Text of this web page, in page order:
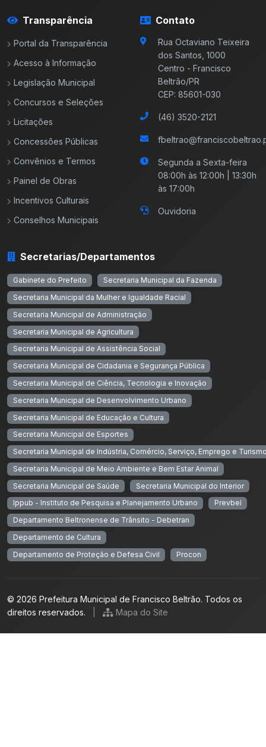
Transparência
Portal da Transparência
Acesso à Informação
Legislação Municipal
Concursos e Seleções
Licitações
Concessões Públicas
Convênios e Termos
Painel de Obras
Incentivos Culturais
Conselhos Municipais
Contato
Rua Octaviano Teixeira
dos Santos, 1000
Centro - Francisco
Beltrão/PR
CEP: 85601-030
(46) 3520-2121
Segunda a Sexta-feira
08:00h às 12:00h | 13:30h
às 17:00h
Ouvidoria
Secretarias/Departamentos
Gabinete do Prefeito
Secretaria Municipal da Fazenda
Secretaria Municipal da Mulher e Igualdade Racial
Secretaria Municipal de Administração
Secretaria Municipal de Agricultura
Secretaria Municipal de Assistência Social
Secretaria Municipal de Cidadania e Segurança Pública
Secretaria Municipal de Ciência, Tecnologia e Inovação
Secretaria Municipal de Desenvolvimento Urbano
Secretaria Municipal de Educação e Cultura
Secretaria Municipal de Esportes
Secretaria Municipal de Indústria, Comércio, Serviço, Emprego e
Secretaria Municipal de Meio Ambiente e Bem Estar Animal
Secretaria Municipal de Saúde
Secretaria Municipal do Interior
Ippub - Instituto de Pesquisa e Planejamento Urbano
Prevbel
Departamento Beltronense de Trânsito - Debetran
Departamento de Cultura
Departamento de Proteção e Defesa Civil
Procon
© 2026 Prefeitura Municipal de Francisco Beltrão. Todos os
direitos reservados.
Mapa do Site